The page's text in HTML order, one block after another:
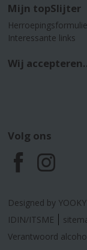
Mijn topSlijter
Interessante links
Wij
Volg ons
F
a
c
I
n
s
Designed by
IDIN/ITSME
Verantwoord